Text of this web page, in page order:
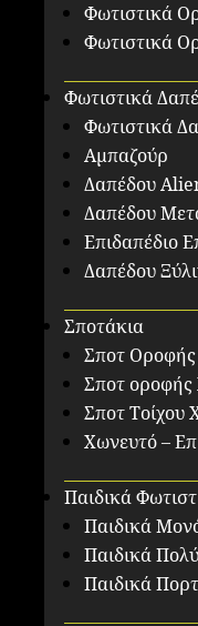
Φωτιστικά
Φωτιστικά
Φωτιστικά
Φωτιστικά
Αμπαζούρ
Δαπέδου
Δαπέδου
Επιδαπέδιο
Δαπέδου
Σποτάκια
Σποτ Οροφής
Σποτ
Σποτ Τοίχου
Χωνευτό –
Παιδικά
Παιδικά
Παιδικά
Παιδικά